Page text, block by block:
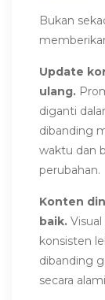
Bukan
Update
ulang.
diganti
dibanding
waktu dan
perubahan.
Konten
baik.
konsisten
dibanding
secara